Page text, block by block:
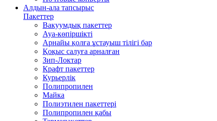
Алдын-ала тапсырыс
Пакеттер
Вакуумдық пакеттер
Ауа-көпіршікті
Арнайы қолға ұстауыш тілігі бар
Қоқыс салуға арналған
Зип-Локтар
Крафт пакеттер
Курьерлік
Полипропилен
Майка
Полиэтилен пакеттері
Полипропилен қабы